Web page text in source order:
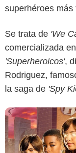
superhéroes
Se trata de 'We
comercializada
'Superheroicos',
Rodriguez,
la saga de 'Spy